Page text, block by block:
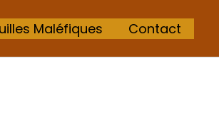
Maléfiques Contact